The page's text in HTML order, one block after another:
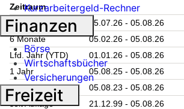
Zeitraum
1 Monat 05.07.26 - 05.08.26
6 Monate
05.02.26 - 05.08.26
Lfd. Jahr (YTD)
01.01.26 - 05.08.26
1 Jahr
05.08.25 - 05.08.26
3 Jahre
05.08.23 - 05.08.26
seit Auflage
21.12.99 - 05.08.26
Kurzarbeitergeld-Rechner
Finanzen
Börse
Wirtschaftsbücher
Versicherungen
Freizeit